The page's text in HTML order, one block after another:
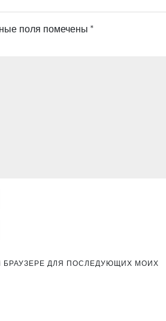
поля помечены *
БРАУЗЕРЕ ДЛЯ ПОСЛЕДУЮЩИХ МОИХ